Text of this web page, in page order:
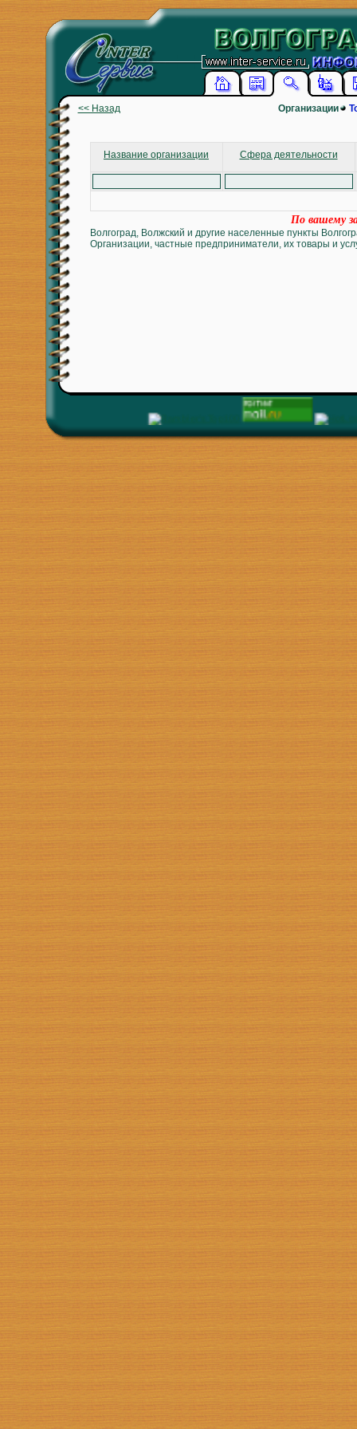
<< Назад Организации
Название организации Сфера деятельности
По вашему
Волгоград, Волжский и другие населенные пункты
Организации, частные предприниматели, их товары и